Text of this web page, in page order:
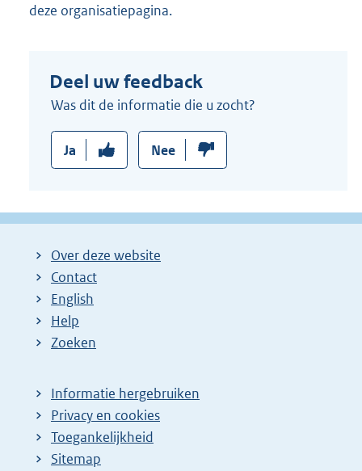
deze organisatiepagina.
Deel uw feedback
Was dit de informatie die u zocht?
Ja Nee
Over deze website
Contact
English
Help
Zoeken
Informatie hergebruiken
Privacy en cookies
Toegankelijkheid
Sitemap